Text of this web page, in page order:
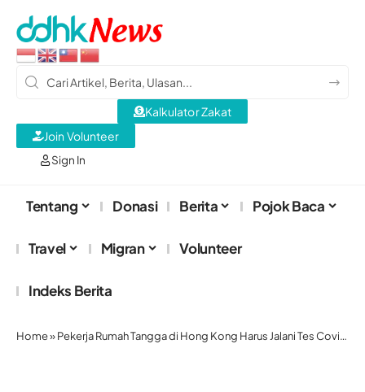
Sign In
Kalkulator Zakat
Join Volunteer
Tentang Donasi Berita Pojok Baca
Travel Migran Volunteer
Indeks Berita
Home»Pekerja Rumah Tangga di Hong Kong Harus Jalani Tes Covid-19 Wajib Sebelum 9 Mei